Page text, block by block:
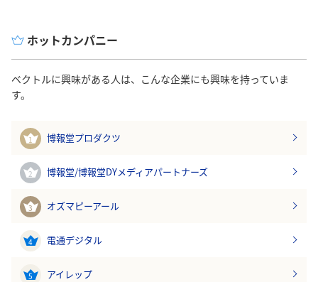
ホットカンパニー
ベクトルに興味がある人は、こんな企業にも興味を持っていま
す。
1 博報堂プロダクツ
2 博報堂/博報堂DYメディアパートナーズ
3 オズマピーアール
4 電通デジタル
5 アイレップ